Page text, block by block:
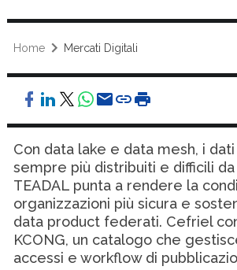
Home Mercati Digitali
Con data lake e data mesh, i
sempre più distribuiti e difficili
TEADAL punta a rendere la
organizzazioni più sicura e
data product federati. Cefriel
KCONG, un catalogo che
accessi e workflow di